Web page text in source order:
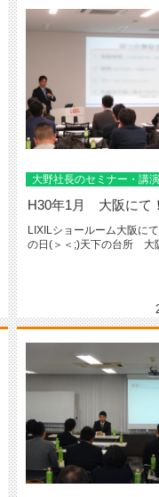
大野社長のセミナー・講
H30年1月 大阪にて！
LIXILショールーム大阪に
の日(＞＜;)天下の台所 大